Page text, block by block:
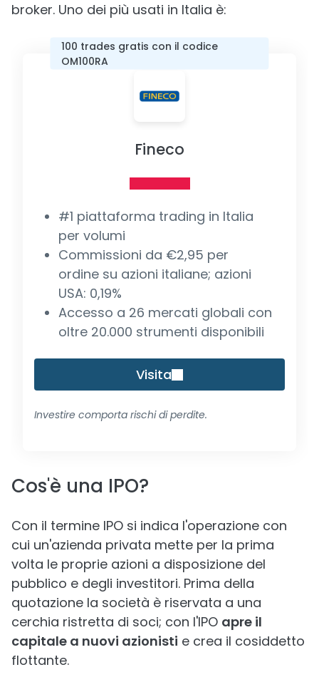
broker. Uno dei più usati in Italia è:
100 trades gratis con il codice
OM100RA
Fineco
#1 piattaforma trading in Italia
per volumi
Commissioni da €2,95 per
ordine su azioni italiane; azioni
USA: 0,19%
Accesso a 26 mercati globali con
oltre 20.000 strumenti disponibili
Visita
Investire comporta rischi di perdite.
Cos'è una IPO?
Con il termine IPO si indica l'operazione con
cui un'azienda privata mette per la prima
volta le proprie azioni a disposizione del
pubblico e degli investitori. Prima della
quotazione la società è riservata a una
cerchia ristretta di soci; con l'IPO apre il
capitale a nuovi azionisti e crea il cosiddetto
flottante.